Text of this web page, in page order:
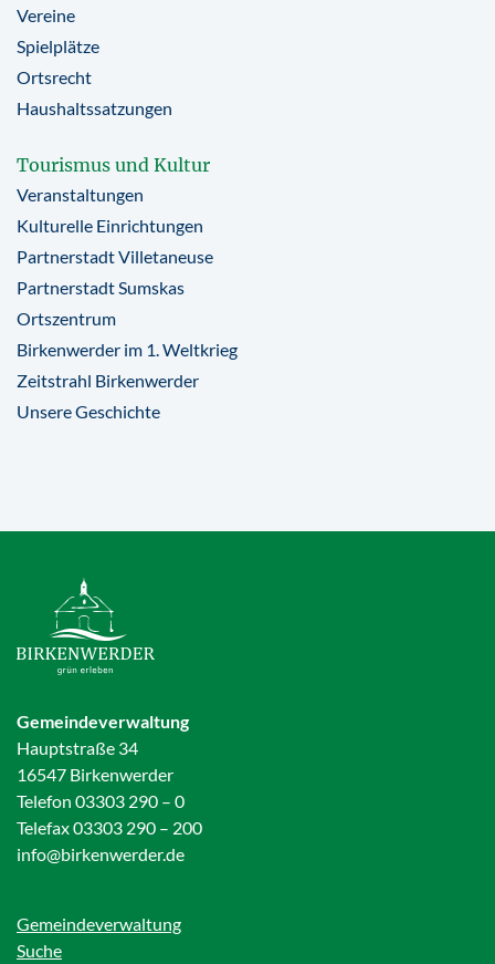
Vereine
Spielplätze
Ortsrecht
Haushaltssatzungen
Tourismus und Kultur
Veranstaltungen
Kulturelle Einrichtungen
Partnerstadt Villetaneuse
Partnerstadt Sumskas
Ortszentrum
Birkenwerder im 1. Weltkrieg
Zeitstrahl Birkenwerder
Unsere Geschichte
Gemeindeverwaltung
Hauptstraße 34
16547 Birkenwerder
Telefon 03303 290 – 0
Telefax 03303 290 – 200
info@birkenwerder.de
Gemeindeverwaltung
Suche